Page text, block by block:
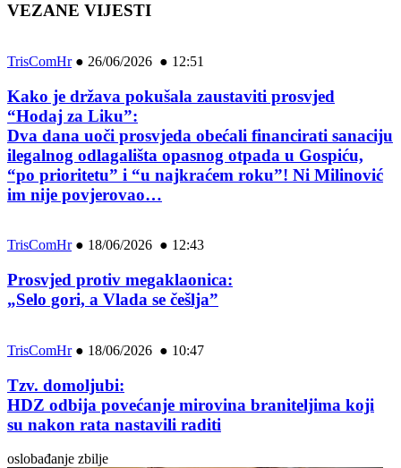
VEZANE VIJESTI
TrisComHr● 26/06/2026 ● 12:51
Kako je država pokušala zaustaviti prosvjed
“Hodaj za Liku”:
Dva dana uoči prosvjeda obećali financirati sanaciju
ilegalnog odlagališta opasnog otpada u Gospiću,
“po prioritetu” i “u najkraćem roku”! Ni Milinović
im nije povjerovao…
TrisComHr● 18/06/2026 ● 12:43
Prosvjed protiv megaklaonica:
„Selo gori, a Vlada se češlja”
TrisComHr● 18/06/2026 ● 10:47
Tzv. domoljubi:
HDZ odbija povećanje mirovina braniteljima koji
su nakon rata nastavili raditi
oslobađanje zbilje